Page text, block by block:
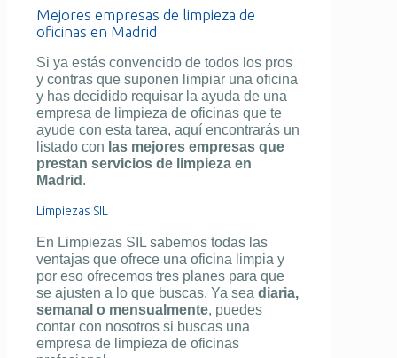
Mejores empresas de limpieza de
oficinas en Madrid
Si ya estás convencido de todos los pros
y contras que suponen limpiar una oficina
y has decidido requisar la ayuda de una
empresa de limpieza de oficinas que te
ayude con esta tarea, aquí encontrarás un
listado con las mejores empresas que
prestan servicios de limpieza en
Madrid .
Limpiezas SIL
En Limpiezas SIL sabemos todas las
ventajas que ofrece una oficina limpia y
por eso ofrecemos tres planes para que
se ajusten a lo que buscas. Ya sea diaria,
semanal o mensualmente, puedes
contar con nosotros si buscas una
empresa de limpieza de oficinas